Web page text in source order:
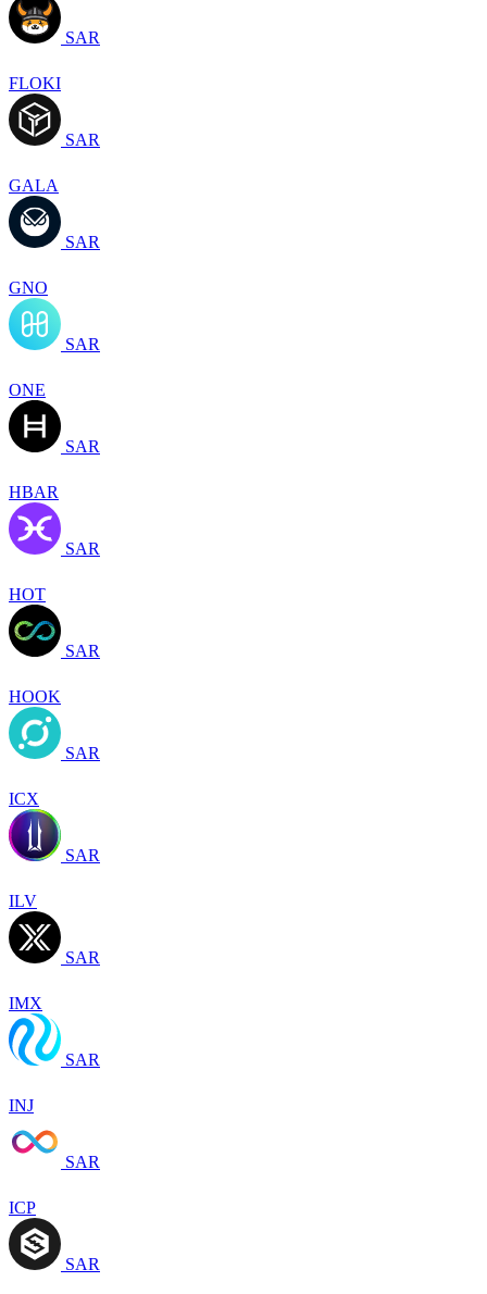
SAR
FLOKI
SAR
GALA
SAR
GNO
SAR
ONE
SAR
HBAR
SAR
HOT
SAR
HOOK
SAR
ICX
SAR
ILV
SAR
IMX
SAR
INJ
SAR
ICP
SAR